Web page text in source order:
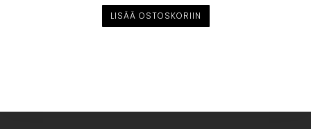
LISÄÄ OSTOSKORIIN